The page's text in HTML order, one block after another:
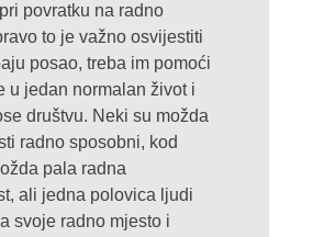
povratku na radno
to je važno osvijestiti
posao, treba im pomoći
u jedan normalan život i
društvu. Neki su možda
radno sposobni, kod
pala radna
ali jedna polovica ljudi
svoje radno mjesto i